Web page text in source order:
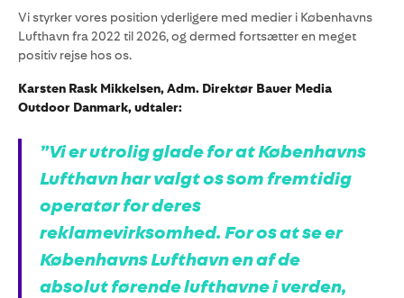
Vi styrker vores position yderligere med medier i Københavns
Lufthavn fra 2022 til 2026, og dermed fortsætter en meget
positiv rejse hos os.
Karsten Rask Mikkelsen, Adm. Direktør Bauer Media
Outdoor Danmark, udtaler:
”Vi er utrolig glade for at Københavns
Lufthavn har valgt os som fremtidig
operatør for deres
reklamevirksomhed. For os at se er
Københavns Lufthavn en af de
absolut førende lufthavne i verden,